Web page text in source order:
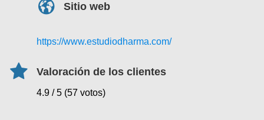
Sitio web
https://www.estudiodharma.com/
Valoración de los clientes
4.9 / 5 (57 votos)